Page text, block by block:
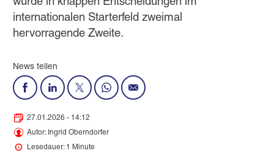
wurde in knappen Entscheidungen im
internationalen Starterfeld zweimal
hervorragende Zweite.
News teilen
27.01.2026 - 14:12
Autor: Ingrid Oberndorfer
Lesedauer: 1 Minute